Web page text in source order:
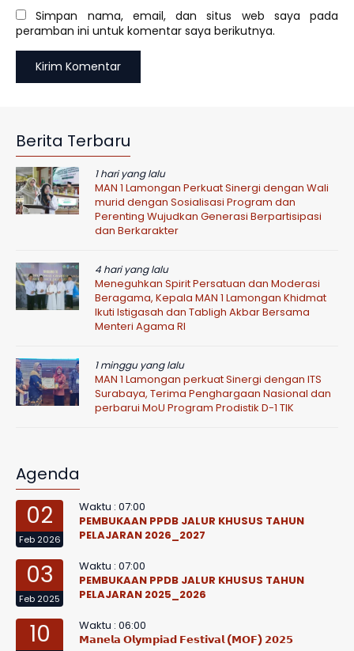
Simpan nama, email, dan situs web saya pada
peramban ini untuk komentar saya berikutnya.
Berita Terbaru
1 hari yang lalu
MAN 1 Lamongan Perkuat Sinergi dengan Wali
murid dengan Sosialisasi Program dan
Perenting Wujudkan Generasi Berpartisipasi
dan Berkarakter
4 hari yang lalu
Meneguhkan Spirit Persatuan dan Moderasi
Beragama, Kepala MAN 1 Lamongan Khidmat
Ikuti Istigasah dan Tabligh Akbar Bersama
Menteri Agama RI
1 minggu yang lalu
MAN 1 Lamongan perkuat Sinergi dengan ITS
Surabaya, Terima Penghargaan Nasional dan
perbarui MoU Program Prodistik D-1 TIK
Agenda
02
Feb 2026
Waktu : 07:00
PEMBUKAAN PPDB JALUR KHUSUS TAHUN
PELAJARAN 2026_2027
03
Feb 2025
Waktu : 07:00
PEMBUKAAN PPDB JALUR KHUSUS TAHUN
PELAJARAN 2025_2026
10
Waktu : 06:00
𝗠𝗮𝗻𝗲𝗹𝗮 𝗢𝗹𝘆𝗺𝗽𝗶𝗮𝗱 𝗙𝗲𝘀𝘁𝗶𝘃𝗮𝗹 (𝗠𝗢𝗙) 𝟮𝟬𝟮𝟱